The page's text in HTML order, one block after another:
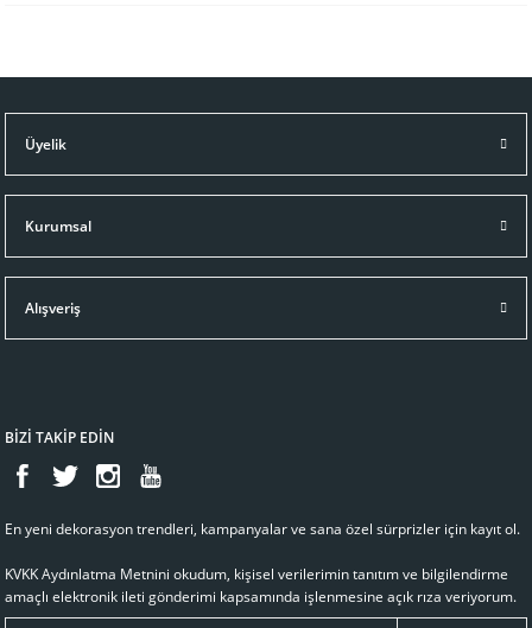
Üyelik
Kurumsal
Alışveriş
BİZİ TAKİP EDİN
En yeni dekorasyon trendleri, kampanyalar ve sana özel sürprizler için kayıt ol.
KVKK Aydınlatma Metnini okudum, kişisel verilerimin tanıtım ve bilgilendirme
amaçlı elektronik ileti gönderimi kapsamında işlenmesine açık rıza veriyorum.